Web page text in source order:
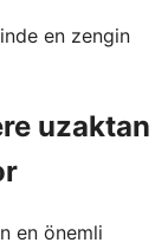
en zengin
uzaktan
en önemli